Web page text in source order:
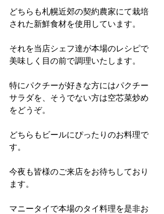
どちらも札幌近郊の契約農家にて栽培
された新鮮食材を使用しています。
それを当店シェフ達が本場のレシピで
美味しく目の前で調理いたします。
特にパクチーが好きな方にはパクチー
サラダを、そうでない方は空芯菜炒め
をどうぞ。
どちらもビールにぴったりのお料理で
す。
今夜も皆様のご来店をお待ちしており
ます。
マニータイで本場のタイ料理を是非お